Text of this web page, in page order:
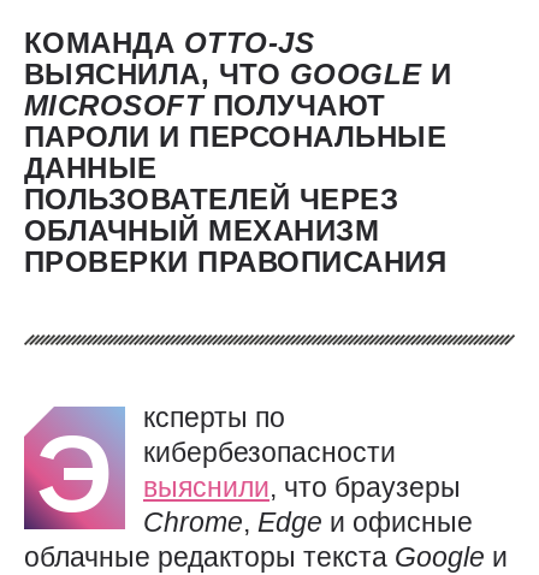
КОМАНДА OTTO-JS
ВЫЯСНИЛА, ЧТО GOOGLE И
MICROSOFT ПОЛУЧАЮТ
ПАРОЛИ И ПЕРСОНАЛЬНЫЕ
ДАННЫЕ
ПОЛЬЗОВАТЕЛЕЙ ЧЕРЕЗ
ОБЛАЧНЫЙ МЕХАНИЗМ
ПРОВЕРКИ ПРАВОПИСАНИЯ
Э
ксперты по
кибербезопасности
выяснили, что браузеры
Chrome, Edge и офисные
облачные редакторы текста Google и